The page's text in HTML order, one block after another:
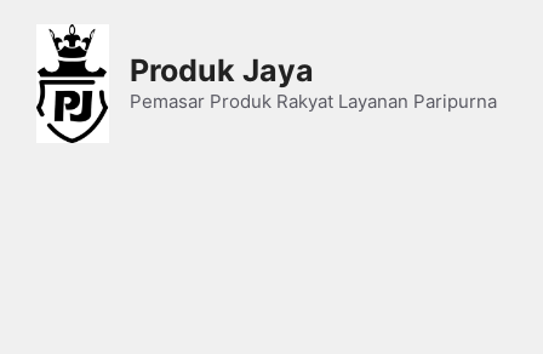
content
Produk Jaya
Pemasar Produk Rakyat Layanan Paripurna